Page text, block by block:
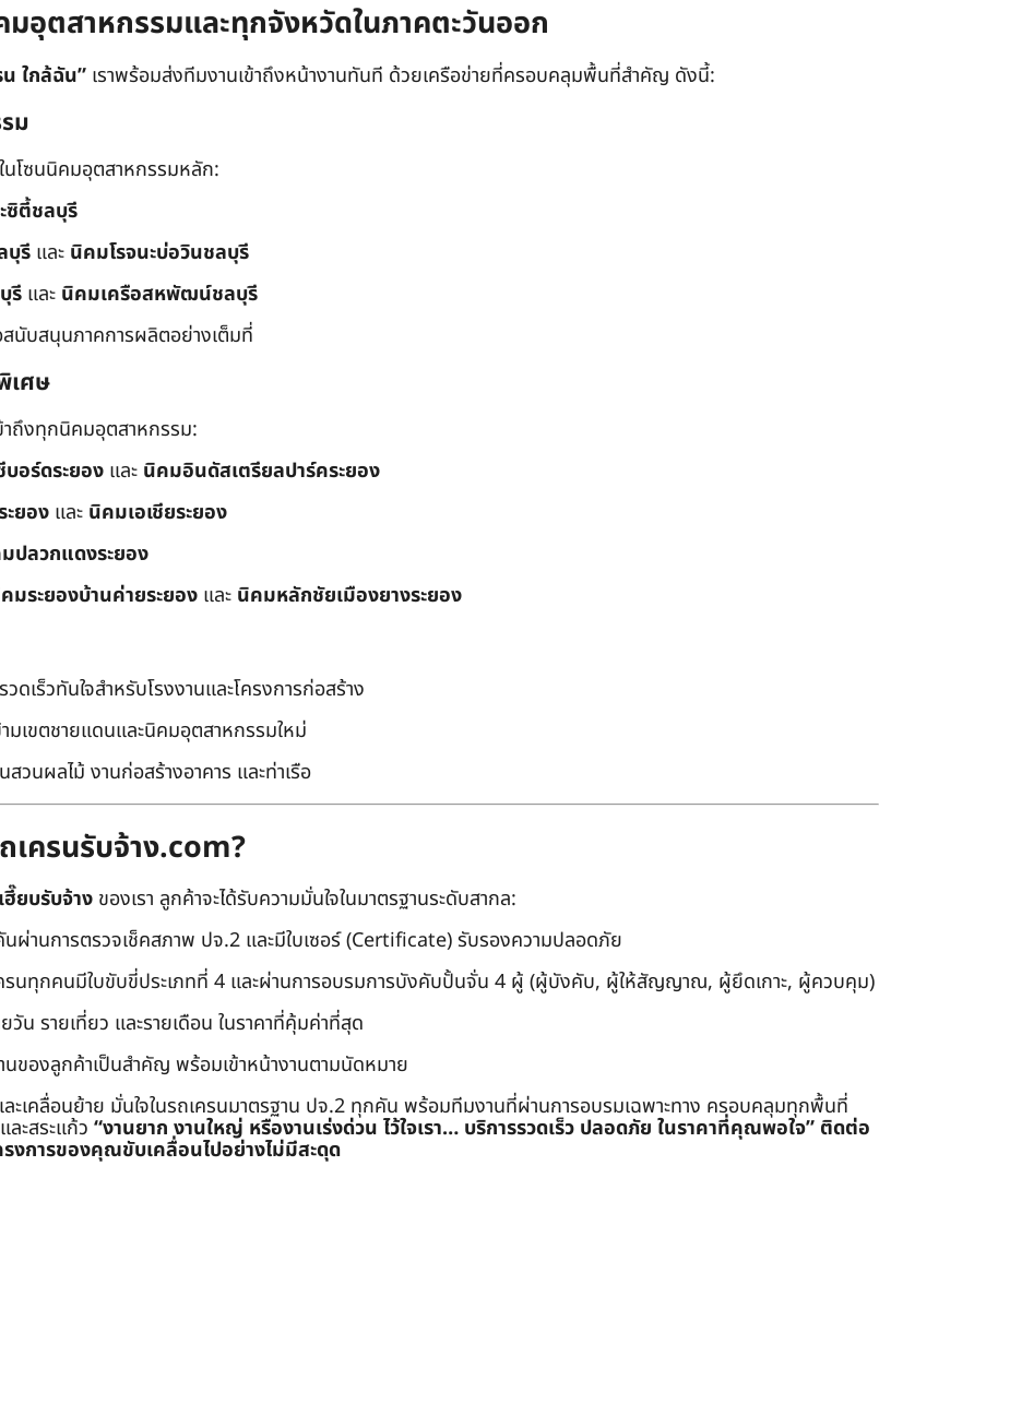
อุตสาหกรรมและทุกจังหวัดในภาคตะวันออก
น ใกล้ฉัน” เราพร้อมส่งทีมงานเข้าถึงหน้างานทันที ด้วยเครือข่ายที่ครอบคลุมพื้นที่สำคัญ ดังนี้:
ม
นโซนนิคมอุตสาหกรรมหลัก:
ตี้ชลบุรี
บุรี และ นิคมโรจนะบ่อวินชลบุรี
รี และ นิคมเครือสหพัฒน์ชลบุรี
สนับสนุนภาคการผลิตอย่างเต็มที่
เศษ
าถึงทุกนิคมอุตสาหกรรม:
อร์ดระยอง และ นิคมอินดัสเตรียลปาร์คระยอง
ยอง และ นิคมเอเชียระยอง
ปลวกแดงระยอง
มระยองบ้านค่ายระยอง และ นิคมหลักชัยเมืองยางระยอง
วดเร็วทันใจสำหรับโรงงานและโครงการก่อสร้าง
มเขตชายแดนและนิคมอุตสาหกรรมใหม่
สวนผลไม้ งานก่อสร้างอาคาร และท่าเรือ
เครนรับจ้าง.com?
ฮี๊ยบรับจ้าง ของเรา ลูกค้าจะได้รับความมั่นใจในมาตรฐานระดับสากล:
ผ่านการตรวจเช็คสภาพ ปจ.2 และมีใบเซอร์ (Certificate) รับรองความปลอดภัย
นทุกคนมีใบขับขี่ประเภทที่ 4 และผ่านการอบรมการบังคับปั้นจั่น 4 ผู้ (ผู้บังคับ, ผู้ให้สัญญาณ, ผู้ยึดเกาะ, ผู้ควบคุม)
วัน รายเที่ยว และรายเดือน ในราคาที่คุ้มค่าที่สุด
นของลูกค้าเป็นสำคัญ พร้อมเข้าหน้างานตามนัดหมาย
ะเคลื่อนย้าย มั่นใจในรถเครนมาตรฐาน ปจ.2 ทุกคัน พร้อมทีมงานที่ผ่านการอบรมเฉพาะทาง ครอบคลุมทุกพื้นที่
ะสระแก้ว “งานยาก งานใหญ่ หรืองานเร่งด่วน ไว้ใจเรา… บริการรวดเร็ว ปลอดภัย ในราคาที่คุณพอใจ” ติดต่อ
งการของคุณขับเคลื่อนไปอย่างไม่มีสะดุด